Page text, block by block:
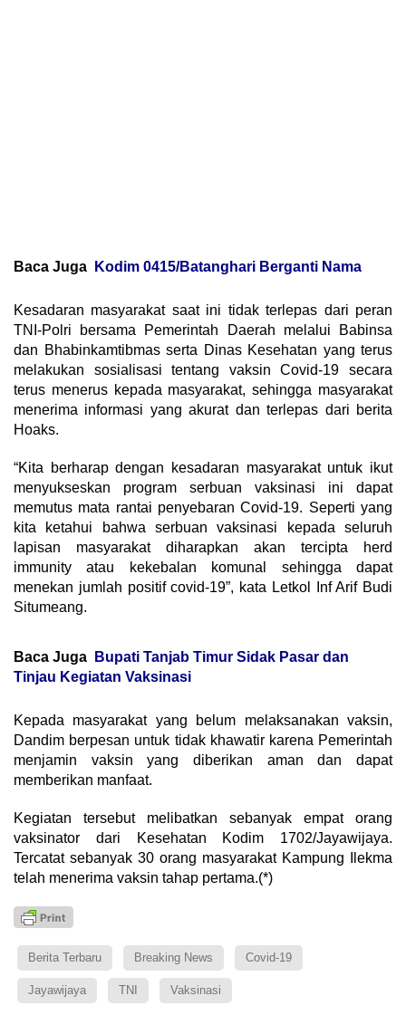
Baca Juga Kodim 0415/Batanghari Berganti Nama
Kesadaran masyarakat saat ini tidak terlepas dari peran
TNI-Polri bersama Pemerintah Daerah melalui Babinsa
dan Bhabinkamtibmas serta Dinas Kesehatan yang terus
melakukan sosialisasi tentang vaksin Covid-19 secara
terus menerus kepada masyarakat, sehingga masyarakat
menerima informasi yang akurat dan terlepas dari berita
Hoaks.
“Kita berharap dengan kesadaran masyarakat untuk ikut
menyukseskan program serbuan vaksinasi ini dapat
memutus mata rantai penyebaran Covid-19. Seperti yang
kita ketahui bahwa serbuan vaksinasi kepada seluruh
lapisan masyarakat diharapkan akan tercipta herd
immunity atau kekebalan komunal sehingga dapat
menekan jumlah positif covid-19”, kata Letkol Inf Arif Budi
Situmeang.
Baca Juga
Bupati Tanjab Timur Sidak Pasar dan
Tinjau Kegiatan Vaksinasi
Kepada masyarakat yang belum melaksanakan vaksin,
Dandim berpesan untuk tidak khawatir karena Pemerintah
menjamin vaksin yang diberikan aman dan dapat
memberikan manfaat.
Kegiatan tersebut melibatkan sebanyak empat orang
vaksinator dari Kesehatan Kodim 1702/Jayawijaya.
Tercatat sebanyak 30 orang masyarakat Kampung Ilekma
telah menerima vaksin tahap pertama.(*)
Berita Terbaru Breaking News Covid-19
Jayawijaya TNI Vaksinasi